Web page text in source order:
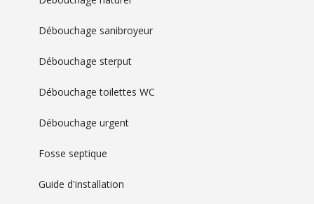
Débouchage sanibroyeur
Débouchage sterput
Débouchage toilettes WC
Débouchage urgent
Fosse septique
Guide d'installation